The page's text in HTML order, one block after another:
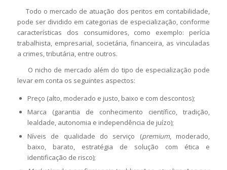
Todo o mercado de atuação dos peritos em contabilidade,
pode ser dividido em categorias de especialização, conforme
características dos consumidores, como exemplo: perícia
trabalhista, empresarial, societária, financeira, as vinculadas
a crimes, tributária, entre outros.
O nicho de mercado além do tipo de especialização pode
levar em conta os seguintes aspectos:
Preço (alto, moderado e justo, baixo e com descontos);
Marca (garantia de conhecimento científico, tradição,
lealdade, autonomia e independência de juízo);
Níveis de qualidade do serviço (premium, moderado,
baixo, barato, estratégia de solução com ética e
identificação de risco);